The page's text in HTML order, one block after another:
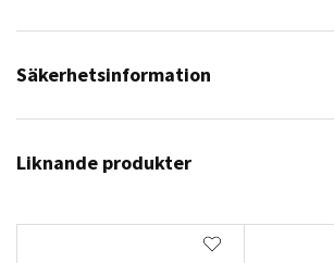
Säkerhetsinformation
Liknande produkter